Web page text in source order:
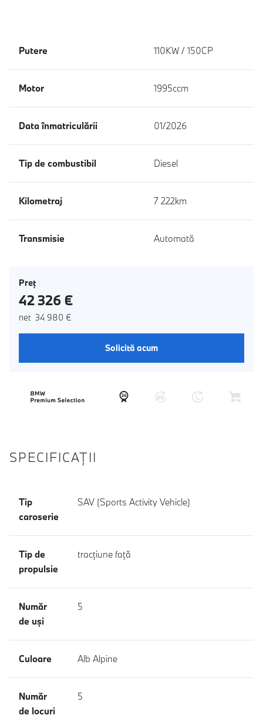
Putere 110KW / 150CP
Motor 1995ccm
Data înmatriculării 01/2026
Tip de combustibil Diesel
Kilometraj 7 222km
Transmisie Automată
Preţ
42 326 €
net 34 980 €
Solicită acum
SPECIFICAŢII
Tip
caroserie
SAV (Sports Activity Vehicle)
Tip de
propulsie
tracţiune faţă
Număr
de uşi
5
Culoare Alb Alpine
Număr
de locuri
5